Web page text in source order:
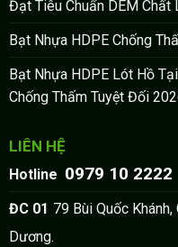
Đạt Tiêu Chuẩn DEM Chất
Bạt Nhựa HDPE Chống
Bạt Nhựa HDPE Lót Hồ
Chống Thấm Tuyệt Đối
LIÊN HỆ
Hotline 0979 10 2222
ĐC 01 79 Bùi Quốc
Dương.